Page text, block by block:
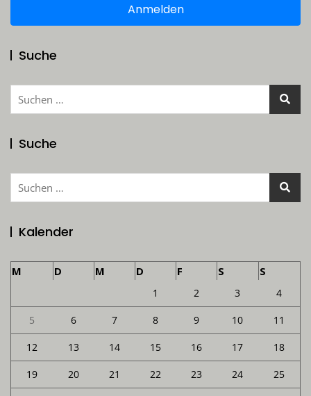
Anmelden
Suche
Suchen
Suche
Suchen
Kalender
M D M D F S S
1 2 3 4
5 6 7 8 9 10 11
12 13 14 15 16 17 18
19 20 21 22 23 24 25